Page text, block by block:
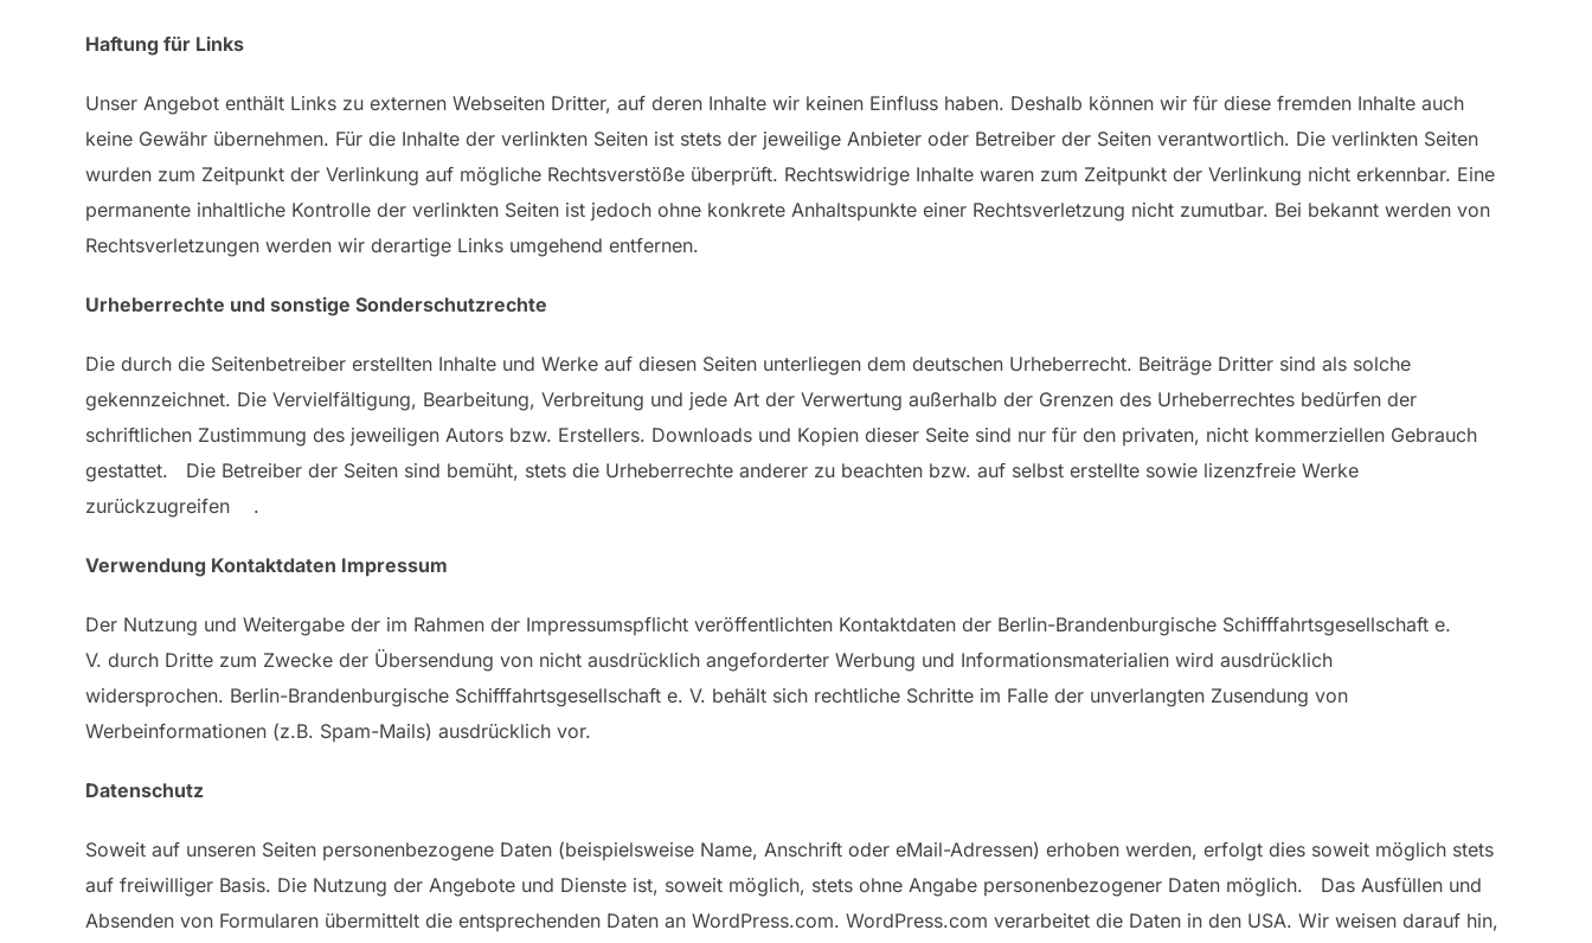
Haftung für Links
Unser Angebot enthält Links zu externen Webseiten Dritter, auf deren Inhalte wir keinen Einfluss haben. Deshalb können wir für diese fremden Inhalte auch
keine Gewähr übernehmen. Für die Inhalte der verlinkten Seiten ist stets der jeweilige Anbieter oder Betreiber der Seiten verantwortlich. Die verlinkten Seiten
wurden zum Zeitpunkt der Verlinkung auf mögliche Rechtsverstöße überprüft. Rechtswidrige Inhalte waren zum Zeitpunkt der Verlinkung nicht erkennbar. Eine
permanente inhaltliche Kontrolle der verlinkten Seiten ist jedoch ohne konkrete Anhaltspunkte einer Rechtsverletzung nicht zumutbar. Bei bekannt werden von
Rechtsverletzungen werden wir derartige Links umgehend entfernen.
Urheberrechte und sonstige Sonderschutzrechte
Die durch die Seitenbetreiber erstellten Inhalte und Werke auf diesen Seiten unterliegen dem deutschen Urheberrecht. Beiträge Dritter sind als solche
gekennzeichnet. Die Vervielfältigung, Bearbeitung, Verbreitung und jede Art der Verwertung außerhalb der Grenzen des Urheberrechtes bedürfen der
schriftlichen Zustimmung des jeweiligen Autors bzw. Erstellers. Downloads und Kopien dieser Seite sind nur für den privaten, nicht kommerziellen Gebrauch
gestattet. Die Betreiber der Seiten sind bemüht, stets die Urheberrechte anderer zu beachten bzw. auf selbst erstellte sowie lizenzfreie Werke
zurückzugreifen .
Verwendung Kontaktdaten Impressum
Der Nutzung und Weitergabe der im Rahmen der Impressumspflicht veröffentlichten Kontaktdaten der Berlin-Brandenburgische Schifffahrtsgesellschaft e.
V. durch Dritte zum Zwecke der Übersendung von nicht ausdrücklich angeforderter Werbung und Informationsmaterialien wird ausdrücklich
widersprochen. Berlin-Brandenburgische Schifffahrtsgesellschaft e. V. behält sich rechtliche Schritte im Falle der unverlangten Zusendung von
Werbeinformationen (z.B. Spam-Mails) ausdrücklich vor.
Datenschutz
Soweit auf unseren Seiten personenbezogene Daten (beispielsweise Name, Anschrift oder eMail-Adressen) erhoben werden, erfolgt dies soweit möglich stets
auf freiwilliger Basis. Die Nutzung der Angebote und Dienste ist, soweit möglich, stets ohne Angabe personenbezogener Daten möglich. Das Ausfüllen und
Absenden von Formularen übermittelt die entsprechenden Daten an WordPress.com. WordPress.com verarbeitet die Daten in den USA. Wir weisen darauf hin,